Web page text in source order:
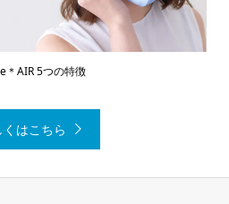
＊AIR 5つの特徴
はこちら